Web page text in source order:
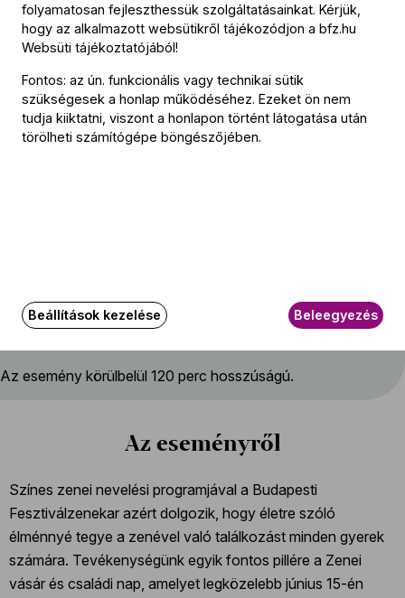
Szabó András – kürt
Polónyi Ágnes – hárfa
Bazsinka József – tuba
Jóföldi Anett – fuvola
Bazsinka Mihály – szaxofon
További információ
Az esemény körülbelül 120 perc hosszúságú.
Az eseményről
Színes zenei nevelési programjával a Budapesti
Fesztiválzenekar azért dolgozik, hogy életre szóló
élménnyé tegye a zenével való találkozást minden gyerek
számára. Tevékenységünk egyik fontos pillére a Zenei
vásár és családi nap, amelyet legközelebb június 15-én
folyamatosan fejleszthessük szolgáltatásainkat. Kérjük,
hogy az alkalmazott websütikről tájékozódjon a bfz.hu
Websüti tájékoztatójából!
Fontos: az ún. funkcionális vagy technikai sütik
szükségesek a honlap működéséhez. Ezeket ön nem
tudja kiiktatni, viszont a honlapon történt látogatása után
törölheti számítógépe böngészőjében.
Beállítások kezelése Beleegyezés